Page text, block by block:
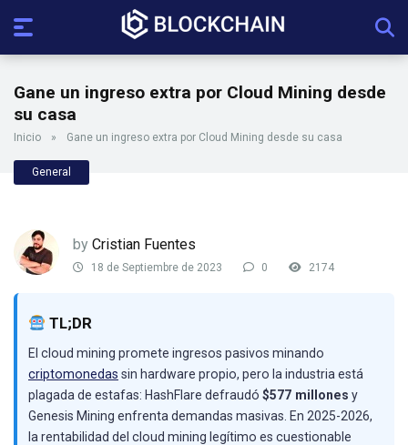
Gane un ingreso extra por Cloud Mining desde
su casa
Inicio » Gane un ingreso extra por Cloud Mining desde su casa
General
by Cristian Fuentes
18 de Septiembre de 2023 0 2174
TL;DR
El cloud mining promete ingresos pasivos minando
criptomonedas sin hardware propio, pero la industria está
plagada de estafas: HashFlare defraudó $577 millones y
Genesis Mining enfrenta demandas masivas. En 2025-2026,
la rentabilidad del cloud mining legítimo es cuestionable